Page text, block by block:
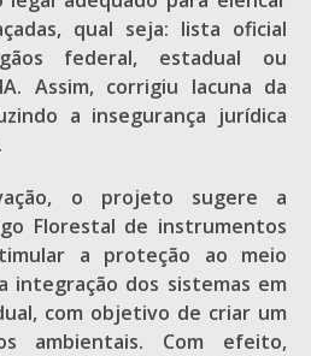
qual seja: lista oficial
federal, estadual ou
Assim, corrigiu lacuna da
a insegurança jurídica
o projeto sugere a
Florestal de instrumentos
a proteção ao meio
integração dos sistemas em
com objetivo de criar um
ambientais. Com efeito,